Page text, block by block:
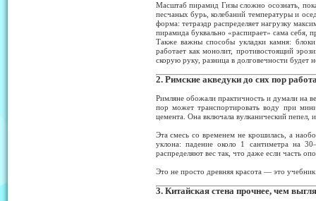
Масштаб пирамид Гизы сложно осознать,
песчаных бурь, колебаний температуры и
форма: тетраэдр распределяет нагрузку
пирамида буквально «распирает» сама себя,
Также важны способы укладки камня:
работает как монолит, противостоящий
скорую руку, разница в долговечности будет
2. Римские акведуки до сих пор
Римляне обожали практичность и думали на
пор может транспортировать воду при
цемента. Она включала вулканический пепел,
Эта смесь со временем не крошилась, а
уклона: падение около 1 сантиметра на
распределяют вес так, что даже если часть
Это не просто древняя красота — это
3. Китайская стена прочнее, чем